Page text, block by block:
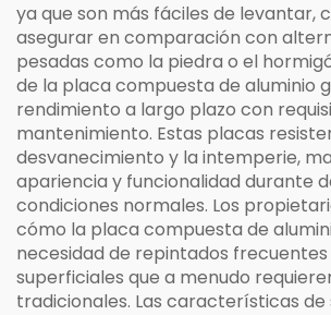
ya que son más fáciles de levantar,
asegurar en comparación con
pesadas como la piedra o el
de la placa compuesta de aluminio
rendimiento a largo plazo con
mantenimiento. Estas placas
desvanecimiento y la intemperie,
apariencia y funcionalidad durante
condiciones normales. Los
cómo la placa compuesta de
necesidad de repintados
superficiales que a menudo
tradicionales. Las características de